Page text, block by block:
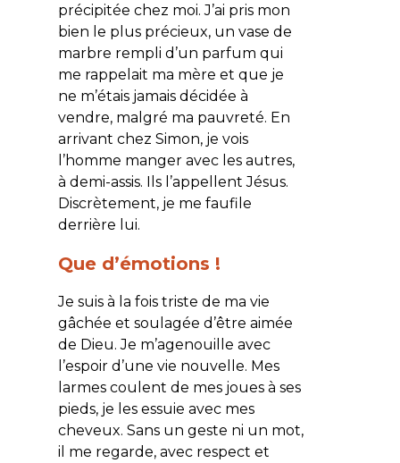
précipitée chez moi. J’ai pris mon
bien le plus précieux, un vase de
marbre rempli d’un parfum qui
me rappelait ma mère et que je
ne m’étais jamais décidée à
vendre, malgré ma pauvreté. En
arrivant chez Simon, je vois
l’homme manger avec les autres,
à demi-assis. Ils l’appellent Jésus.
Discrètement, je me faufile
derrière lui.
Que d’émotions !
Je suis à la fois triste de ma vie
gâchée et soulagée d’être aimée
de Dieu. Je m’agenouille avec
l’espoir d’une vie nouvelle. Mes
larmes coulent de mes joues à ses
pieds, je les essuie avec mes
cheveux. Sans un geste ni un mot,
il me regarde, avec respect et